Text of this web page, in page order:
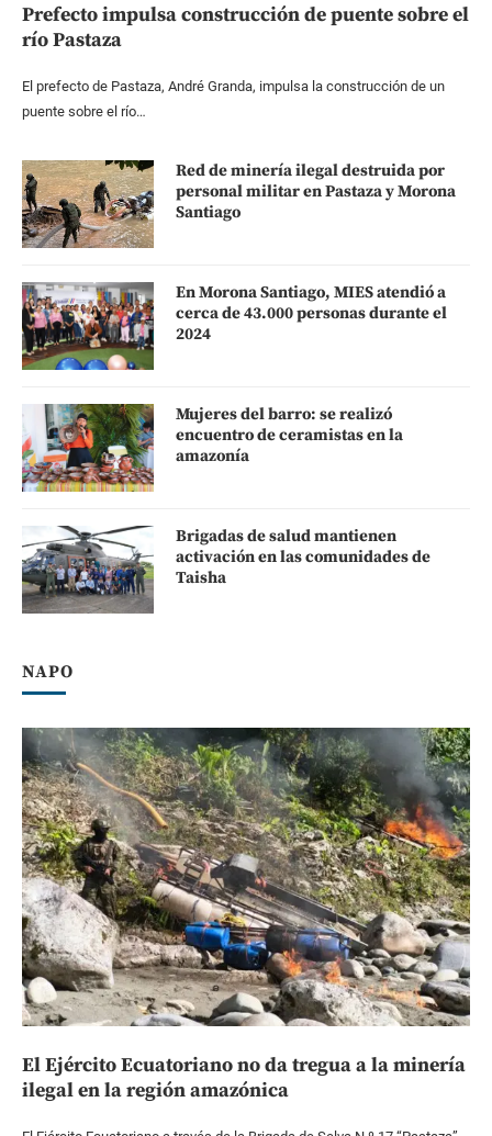
Prefecto impulsa construcción de puente sobre el
río Pastaza
El prefecto de Pastaza, André Granda, impulsa la construcción de un
puente sobre el río…
Red de minería ilegal destruida por
personal militar en Pastaza y Morona
Santiago
En Morona Santiago, MIES atendió a
cerca de 43.000 personas durante el
2024
Mujeres del barro: se realizó
encuentro de ceramistas en la
amazonía
Brigadas de salud mantienen
activación en las comunidades de
Taisha
NAPO
El Ejército Ecuatoriano no da tregua a la minería
ilegal en la región amazónica